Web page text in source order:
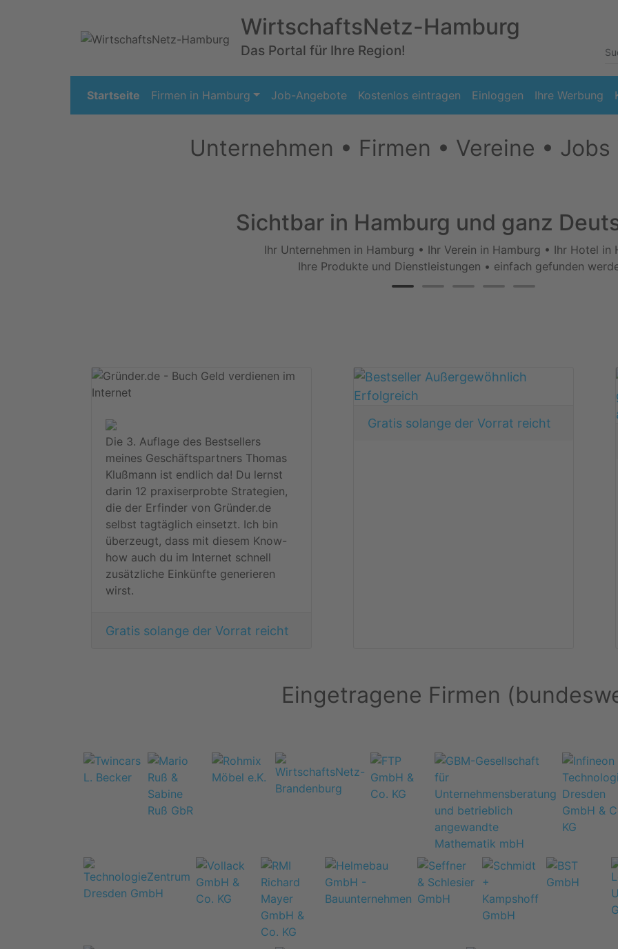
WirtschaftsNetz-Hamburg
Das Portal für Ihre Region!
Startseite Firmen in Hamburg Job-Angebote Kostenlos eintragen Einloggen Ihre Werbung
Unternehmen • Firmen • Vereine •
Sichtbar in Hamburg und ganz
Ihr Unternehmen in Hamburg • Ihr Verein in Hamburg • Ihr Hotel in
Ihre Produkte und Dienstleistungen • einfach gefunden
Die 3. Auflage des Bestsellers
meines Geschäftspartners Thomas
Klußmann ist endlich da! Du lernst
darin 12 praxiserprobte Strategien,
die der Erfinder von Gründer.de
selbst tagtäglich einsetzt. Ich bin
überzeugt, dass mit diesem Know-
how auch du im Internet schnell
zusätzliche Einkünfte generieren
wirst.
Gratis solange der Vorrat reicht
Gratis solange der Vorrat reicht
Eingetragene Firmen